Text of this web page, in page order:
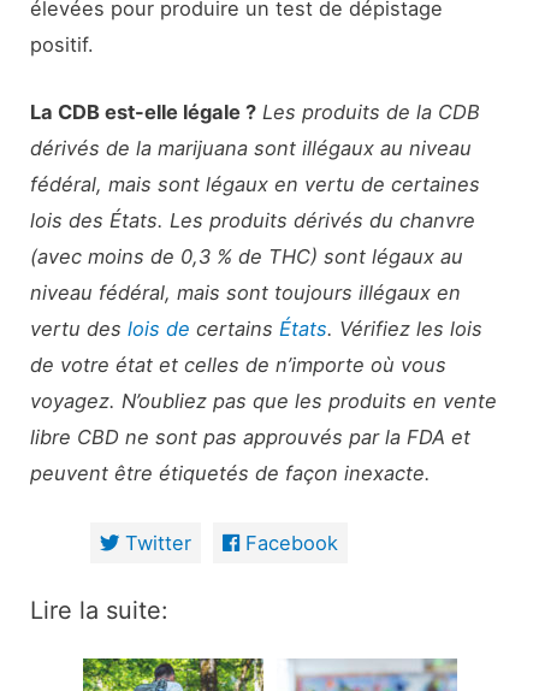
élevées pour produire un test de dépistage
positif.
La CDB est-elle légale ? Les produits de la CDB
dérivés de la marijuana sont illégaux au niveau
fédéral, mais sont légaux en vertu de certaines
lois des États. Les produits dérivés du chanvre
(avec moins de 0,3 % de THC) sont légaux au
niveau fédéral, mais sont toujours illégaux en
vertu deslois de certainsÉtats. Vérifiez les lois
de votre état et celles de n’importe où vous
voyagez. N’oubliez pas que les produits en vente
libre CBD ne sont pas approuvés par la FDA et
peuvent être étiquetés de façon inexacte.
Twitter Facebook
Lire la suite: